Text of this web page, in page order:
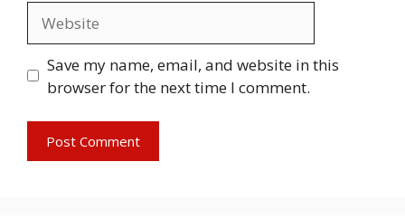
Save my name, email, and website in this
browser for the next time I comment.